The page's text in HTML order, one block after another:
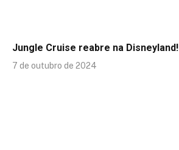
Jungle Cruise reabre na Disneyland!
7 de outubro de 2024